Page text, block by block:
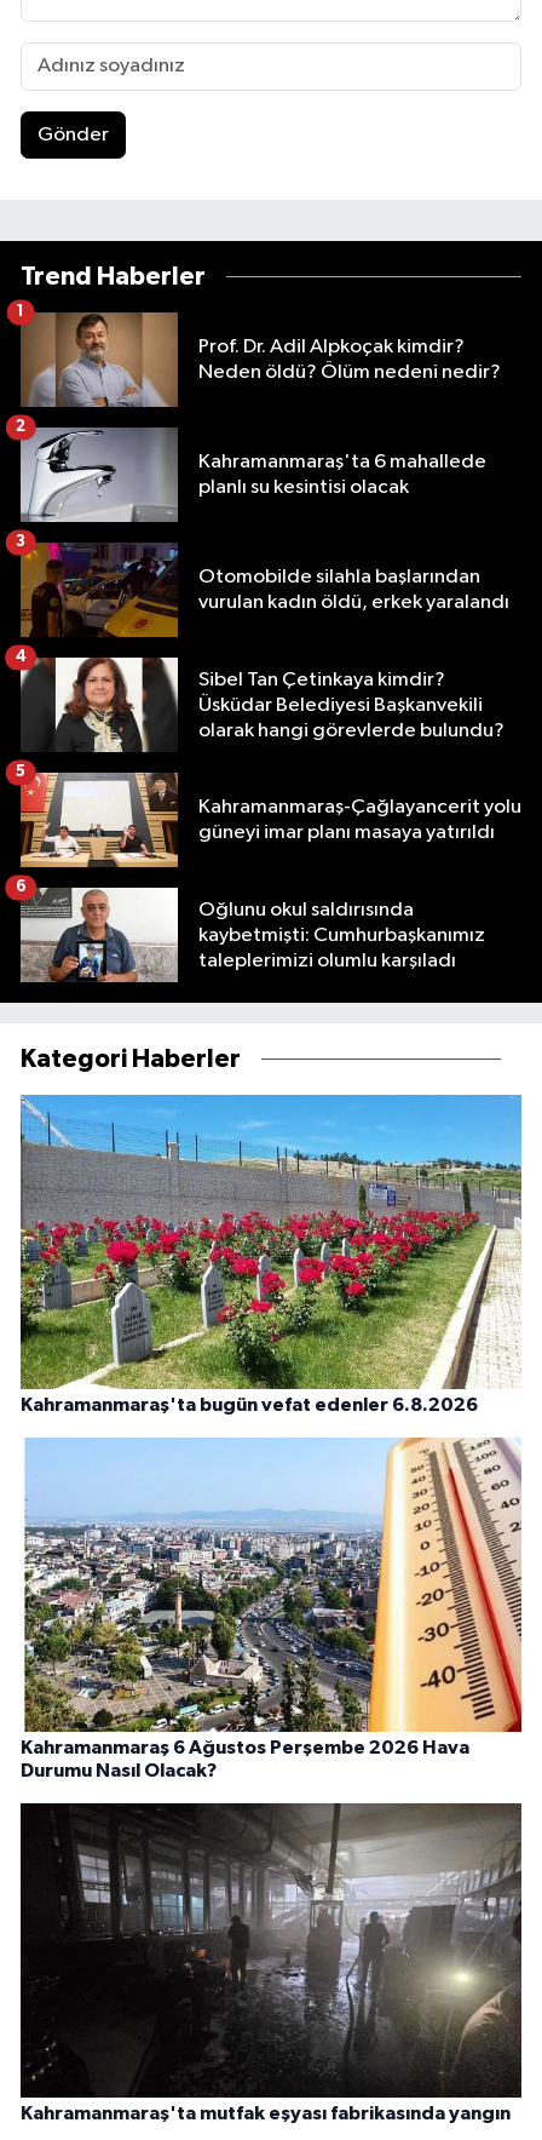
Gönder
Trend Haberler
Prof. Dr. Adil Alpkoçak kimdir?
Neden öldü? Ölüm nedeni nedir?
Kahramanmaraş'ta 6 mahallede
planlı su kesintisi olacak
2
Otomobilde silahla başlarından
vurulan kadın öldü, erkek yaralandı
3
Sibel Tan Çetinkaya kimdir?
Üsküdar Belediyesi Başkanvekili
olarak hangi görevlerde bulundu?
4
Kahramanmaraş-Çağlayancerit yolu
güneyi imar planı masaya yatırıldı
5
Oğlunu okul saldırısında
kaybetmişti: Cumhurbaşkanımız
taleplerimizi olumlu karşıladı
6
Kategori Haberler
Kahramanmaraş'ta bugün vefat edenler 6.8.2026
Kahramanmaraş 6 Ağustos Perşembe 2026 Hava
Durumu Nasıl Olacak?
Kahramanmaraş'ta mutfak eşyası fabrikasında yangın